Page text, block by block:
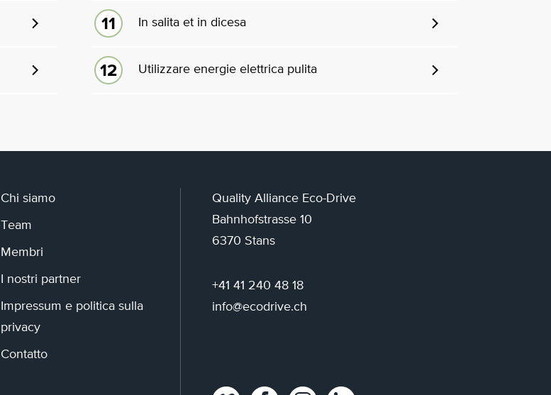
In salita et in dicesa
Utilizzare energie elettrica pulita
Chi siamo
Team
Membri
I nostri partner
Impressum e politica sulla
privacy
Contatto
Quality Alliance Eco-Drive
Bahnhofstrasse 10
6370 Stans
+41 41 240 48 18
info@ecodrive.ch